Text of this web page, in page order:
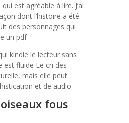
est agréable à lire. J’ai
dont l’histoire a été
des personnages qui
un pdf
kindle le lecteur sans
est fluide Le cri des
mais elle peut
et de audio
fous